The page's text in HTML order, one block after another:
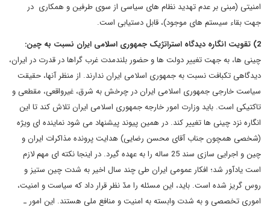
امنیتی (مبنی بر عدم تهدید نظام های سیاسی از سوی طرفین و همکاری در
جهت بقاء سیستم های موجود)، قابل دستیابی است.
2) تقویت انگاره دیدگاه استراتژیک جمهوری اسلامی ایران نسبت به چین:
چینی ها، به جهت تغییر دولت ها و حضور بلندمدت غرب گراها در قدرت در ایران،
دیدگاهی تکبافت نسبت به جمهوری اسلامی ایران ندارند. از منظر آنها، حقیقت
سیاست خارجی جمهوری اسلامی ایران در چرخش به شرق، غیرواقعی، مقطعی و
تاکتیکی است. باید وزارت امور خارجه جمهوری اسلامی ایران تلاش کند تا این
انگاره نزد چینی ها تغییر کند. در همین پیوند پیشنهاد می شود نماینده ای ویژه
(شخصی همچون جناب آقای محسن رضایی) هدایت پرونده مذاکرات ایران و
چین و اجرایی سازی سند 25 ساله را به عهده گیرد. در اینجا نکته ای مهم لازم
است یادآور شد؛ افکار عمومی ایران طی چند سال اخیر به شدت چین ستیز و
روس گریز شده است. باید، این مسئله را مدّ نظر قرار داد که سیاست و امنیت،
اموری تخصصی و به شدت وابسته به امنیت و منافع ملی هستند. این امور ـ